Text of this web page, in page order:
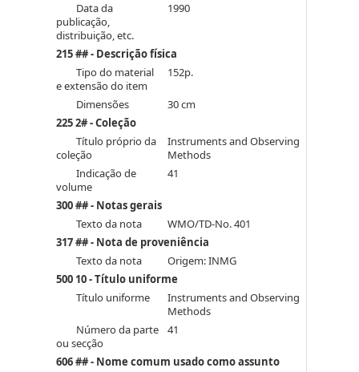
Data da
publicação,
distribuição, etc.
1990
215 ## - Descrição física
Tipo do material
e extensão do item
152p.
Dimensões
30 cm
225 2# - Coleção
Título próprio da
coleção
Instruments and Observing
Methods
Indicação de
volume
41
300 ## - Notas gerais
Texto da nota
WMO/TD-No. 401
317 ## - Nota de proveniência
Texto da nota
Origem: INMG
500 10 - Título uniforme
Título uniforme
Instruments and Observing
Methods
Número da parte
ou secção
41
606 ## - Nome comum usado como assunto